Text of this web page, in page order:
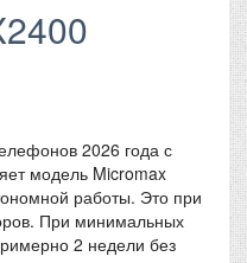
2026 года с
модель Micromax
работы. Это при
При минимальных
2 недели без